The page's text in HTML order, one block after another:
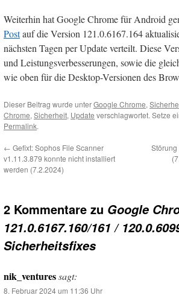
Weiterhin hat Google Chrome für Android
Postauf die Version 121.0.6167.164
nächsten Tagen per Update verteilt. Diese
und Leistungsverbesserungen, sowie die
wie oben für die Desktop-Versionen des
Dieser Beitrag wurde unterGoogle Chrome,
Chrome, Sicherheit, Update verschlagwortet. Setze
Permalink.
← Gefixt: Sophos File Scanner
v1.11.3.879 konnte nicht installiert
werden (7.2.2024)
Störung
2 Kommentare zu Google
121.0.6167.160/161 /
Sicherheitsfixes
nik_venturessagt:
8. Februar 2024 um 11:36 Uhr